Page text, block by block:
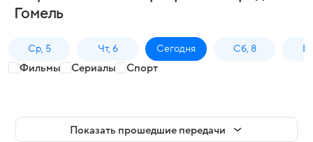
Гомель
Ср, 5 Чт, 6 Сегодня Сб, 8
Фильмы Сериалы Спорт
Показать прошедшие передачи